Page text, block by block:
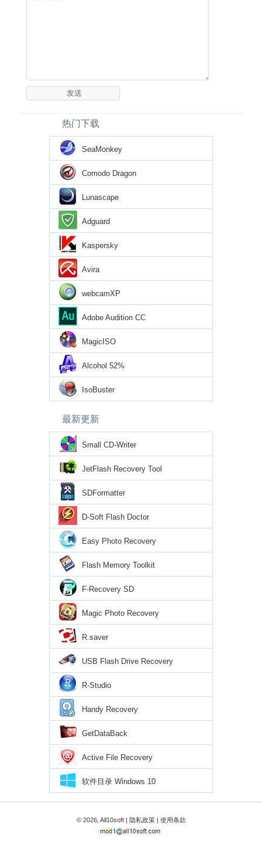
热门下载
SeaMonkey
Comodo Dragon
Lunascape
Adguard
Kaspersky
Avira
webcamXP
Adobe Audition CC
MagicISO
Alcohol 52%
IsoBuster
最新更新
Small CD-Writer
JetFlash Recovery Tool
SDFormatter
D-Soft Flash Doctor
Easy Photo Recovery
Flash Memory Toolkit
F-Recovery SD
Magic Photo Recovery
R.saver
USB Flash Drive Recovery
R-Studio
Handy Recovery
GetDataBack
Active File Recovery
软件目录 Windows 10
© 2026, All10soft | 隐私政策| 使用条款